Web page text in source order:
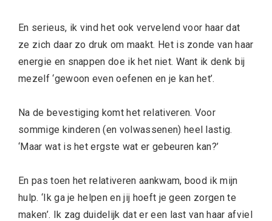
En serieus, ik vind het ook vervelend voor haar dat
ze zich daar zo druk om maakt. Het is zonde van haar
energie en snappen doe ik het niet. Want ik denk bij
mezelf ‘gewoon even oefenen en je kan het’.
Na de bevestiging komt het relativeren. Voor
sommige kinderen (en volwassenen) heel lastig.
‘Maar wat is het ergste wat er gebeuren kan?’
En pas toen het relativeren aankwam, bood ik mijn
hulp. ‘Ik ga je helpen en jij hoeft je geen zorgen te
maken’. Ik zag duidelijk dat er een last van haar afviel